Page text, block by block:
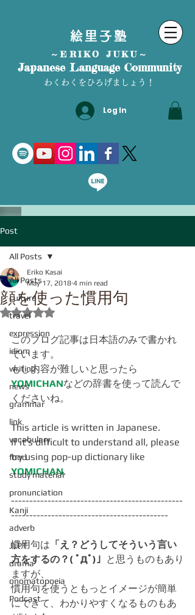
絵里子塾
～ERIKO JUKU～
Japanese Language Community
わくわくをひろげましょう！
Log In
Post
All Posts
culture
travel
expression
idiom
writing
news
grammar
link
vocabulary
food
study material
pronunciation
Kanji
adverb
JLPT
drama
onomatopoeia
Podcast
All Posts
顔を使った慣用句
Eriko Kasai
May 17, 2018 4 min read
Rated NaN out of 5 stars.
このブログ記事は日本語のみで書かれ
ています。
もし内容が難しいと思ったら
YOMICHANなどの辞書を使って読んで
くださいね。
This article is written in Japanese.
If it's difficult to understand all, please
try using pop-up dictionary like
YOMICHAN.
-----------------------------------------------
-------------------------------------------
慣用句は 「え？どうしてそういう言い
方をするの？( ﾟДﾟ)」 と思うものもあり
ますが、
慣用句を使うともっとイメージが簡単
にできて、わかりやすくなるものもあ